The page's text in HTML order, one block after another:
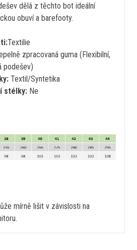
dělá z těchto bot ideální
obuví a barefooty.
Textilie
zpracovaná guma (Flexibilní,
podešev)
Textil/Syntetika
stélky: Ne
mírně lišit v závislosti na